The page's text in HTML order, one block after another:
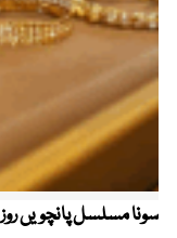
سونا مسلسل پانچویں